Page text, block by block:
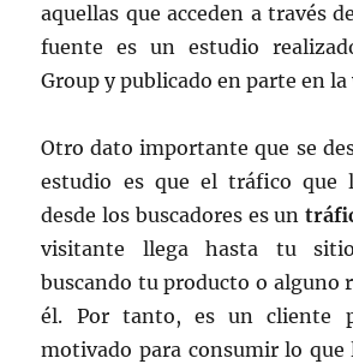
aquellas que acceden a través
fuente es un estudio
Group y publicado en parte en la
Otro dato importante que se
estudio es que el tráfico que
desde los buscadores es un
visitante llega hasta tu
buscando tu producto o alguno
él. Por tanto, es un cliente
motivado para consumir lo que